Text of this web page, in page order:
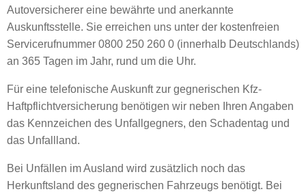
Autoversicherer eine bewährte und anerkannte
Auskunftsstelle. Sie erreichen uns unter der kostenfreien
Servicerufnummer 0800 250 260 0 (innerhalb Deutschlands)
an 365 Tagen im Jahr, rund um die Uhr.
Für eine telefonische Auskunft zur gegnerischen Kfz-
Haftpflichtversicherung benötigen wir neben Ihren Angaben
das Kennzeichen des Unfallgegners, den Schadentag und
das Unfallland.
Bei Unfällen im Ausland wird zusätzlich noch das
Herkunftsland des gegnerischen Fahrzeugs benötigt. Bei